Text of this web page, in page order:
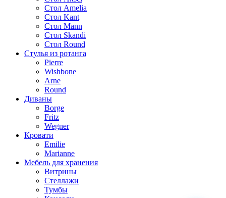
Стол Amelia
Стол Kant
Стол Mann
Стол Skandi
Стол Round
Стулья из ротанга
Pierre
Wishbone
Arne
Round
Диваны
Borge
Fritz
Wegner
Кровати
Emilie
Marianne
Мебель для хранения
Витрины
Стеллажи
Тумбы